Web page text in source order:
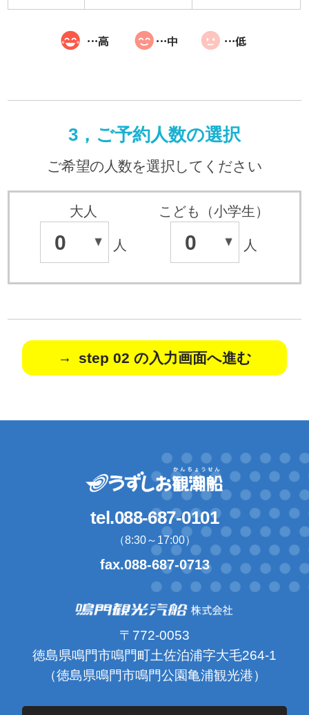
3，ご予約人数の選択
ご希望の人数を選択してください
大人
0 人
こども（小学生）
0 人
step 02 の入力画面へ進む
tel.088-687-0101
（8:30～17:00）
fax.088-687-0713
〒772-0053
徳島県鳴門市鳴門町土佐泊浦字大毛264-1
（徳島県鳴門市鳴門公園亀浦観光港）